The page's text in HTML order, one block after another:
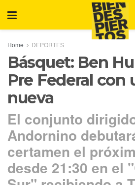
Home DEPORTES
Básquet: Ben
Pre Federal con
nueva
El conjunto
Andornino
certamen el
desde 21:30 en el